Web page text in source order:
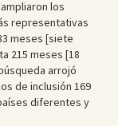
los
representativas
meses [siete
215 meses [18
arrojó
de inclusión 169
diferentes y